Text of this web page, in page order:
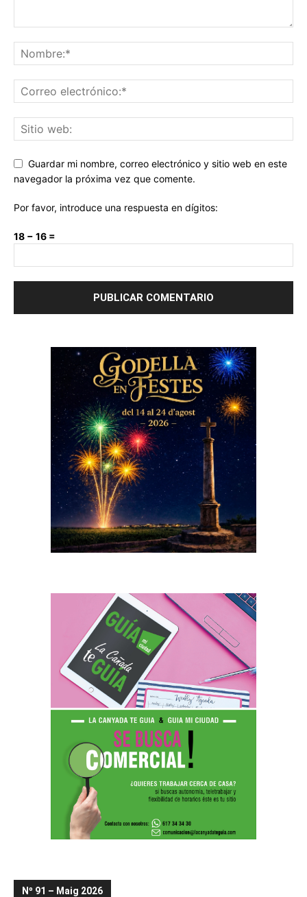
Guardar mi nombre, correo electrónico y sitio web en este
navegador la próxima vez que comente.
Por favor, introduce una respuesta en dígitos:
18 − 16 =
Nº 91 – Maig 2026